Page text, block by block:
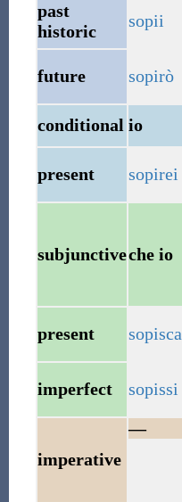
past
historic
sopii
future sopirò
conditional io
present sopirei
subjunctiveche io
present sopisca
imperfect sopissi
imperative
—